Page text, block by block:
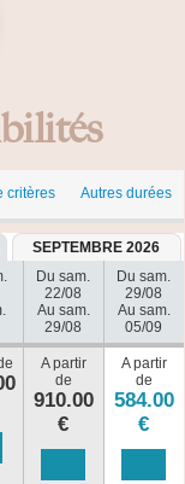
critères Autres durées
SEPTEMBRE 2026
Du sam.
22/08
Au sam.
29/08
Du sam.
29/08
Au sam.
05/09
A partir
de
910.00
€
A partir
de
584.00
€